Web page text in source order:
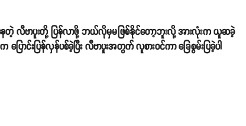
ေတဲ့ လီဗာပူးတို့ ပြန်လာဖို့ ဘယ်လိုမှမဖြစ်နိုင်တော့ဘူးလို့ အားလုံးက ယူဆခဲ့
ာင်းပြန်လှန်ပစ်ခဲ့ပြီး လီဗာပူးအတွက် လူစားဝင်ကာ ခြေစွမ်းပြခဲ့ပါ